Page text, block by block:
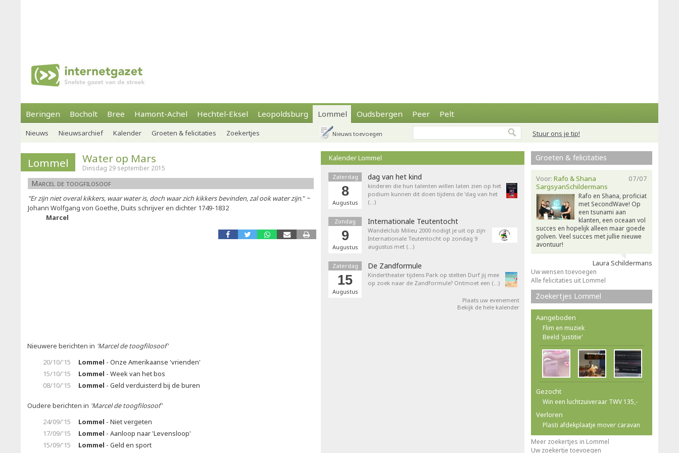
Beringen Bocholt Bree Hamont-Achel Hechtel-Eksel Leopoldsburg Lommel Oudsbergen Peer Pelt
Stuur ons je tip!
Nieuws Nieuwsarchief Kalender Groeten & felicitaties Zoekertjes Nieuws toevoegen
Lommel Water op Mars
Dinsdag 29 september 2015
Marcel de toogfilosoof
"Er zijn niet overal kikkers, waar water is, doch waar zich kikkers bevinden, zal ook water zijn." ~
Johann Wolfgang von Goethe, Duits schrijver en dichter 1749-1832
Marcel
Nieuwere berichten in 'Marcel de toogfilosoof'
20/10/'15
Lommel - Onze Amerikaanse 'vrienden'
15/10/'15
Lommel - Week van het bos
08/10/'15
Lommel - Geld verduisterd bij de buren
Oudere berichten in 'Marcel de toogfilosoof'
24/09/'15
Lommel - Niet vergeten
17/09/'15
Lommel - Aanloop naar 'Levensloop'
15/09/'15
Lommel - Geld en sport
Kalender Lommel
Zaterdag
8
Augustus
dag van het kind
kinderen die hun talenten willen laten zien op het
podium kunnen dit doen tijdens de 'dag van het
(…)
Zondag
9
Augustus
Internationale Teutentocht
Wandelclub Milieu 2000 nodigt je uit op zijn
Internationale Teutentocht op zondag 9
augustus met (…)
Zaterdag
15
Augustus
De Zandformule
Kindertheater tijdens Park op stelten Durf jij mee
op zoek naar de Zandformule? Ontmoet een (…)
Plaats uw evenement
Bekijk de hele kalender
Groeten & felicitaties
07/07
Voor: Rafo & Shana
SargsyanSchildermans
Rafo en Shana, proficiat
met SecondWave! Op
een tsunami aan
klanten, een oceaan vol
succes en hopelijk alleen maar goede
golven. Veel succes met jullie nieuwe
avontuur!
Laura Schildermans
Uw wensen toevoegen
Alle felicitaties uit Lommel
Zoekertjes Lommel
Aangeboden
Flim en muziek
Beeld 'justitie'
Gezocht
Win een luchtzuiveraar TWV 135,-
Verloren
Plasti afdekplaatje mover caravan
Meer zoekertjes in Lommel
Uw zoekertje toevoegen